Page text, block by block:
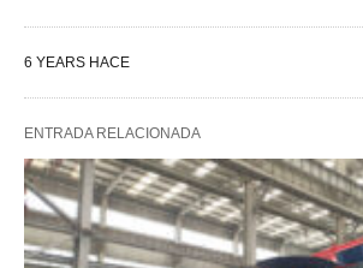
6 YEARS HACE
ENTRADA RELACIONADA